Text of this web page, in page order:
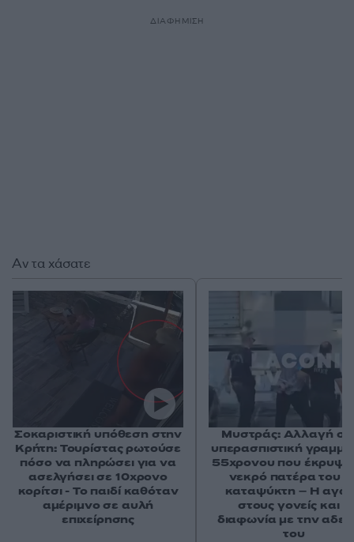
ΔΙΑΦΗΜΙΣΗ
Αν τα χάσατε
Σοκαριστική υπόθεση στην
Κρήτη: Τουρίστας ρωτούσε
πόσο να πληρώσει για να
ασελγήσει σε 10χρονο
κορίτσι - Το παιδί καθόταν
αμέριμνο σε αυλή
επιχείρησης
Μυστράς: Αλλαγή
υπερασπιστική
55χρονου που έκρυψε
νεκρό πατέρα του
καταψύκτη – Η
στους γονείς και η
διαφωνία με την
του